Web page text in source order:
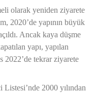
olarak yeniden ziyarete
2020’de yapının büyük
Ancak kaya düşme
yapı, yapılan
2022’de tekrar ziyarete
2000 yılından